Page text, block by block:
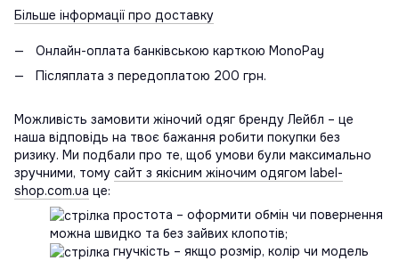
Більше інформації про доставку
Онлайн-оплата банківською карткою MonoPay
Післяплата з передоплатою 200 грн.
Можливість замовити жіночий одяг бренду Лейбл – це
наша відповідь на твоє бажання робити покупки без
ризику. Ми подбали про те, щоб умови були максимально
зручними, тому сайт з якісним жіночим одягом label-
shop.com.ua це:
простота – оформити обмін чи повернення
можна швидко та без зайвих клопотів;
гнучкість – якщо розмір, колір чи модель